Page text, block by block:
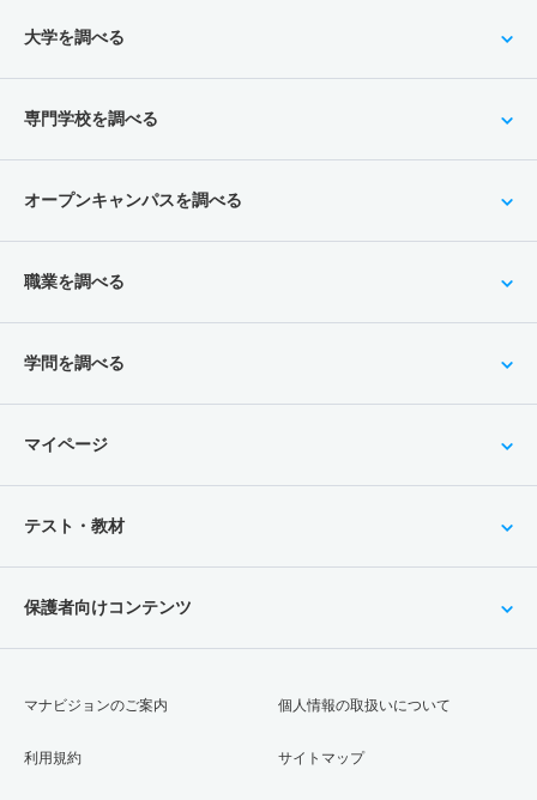
大学を調べる
専門学校を調べる
オープンキャンパスを調べる
職業を調べる
学問を調べる
マイページ
テスト・教材
保護者向けコンテンツ
マナビジョンのご案内
利用規約
個人情報の取扱いについて
サイトマップ